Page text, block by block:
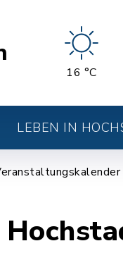
16 °C
LEBEN IN